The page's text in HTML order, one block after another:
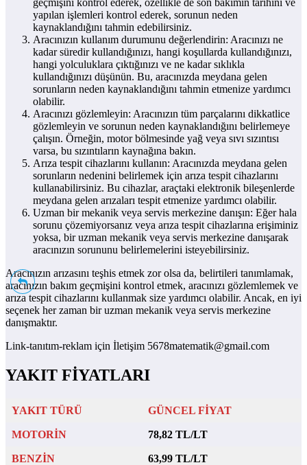
yapılan işlemleri kontrol ederek, sorunun neden
kaynaklandığını tahmin edebilirsiniz.
Aracınızın kullanım durumunu değerlendirin: Aracınızı ne
kadar süredir kullandığınızı, hangi koşullarda kullandığınızı,
hangi yolculuklara çıktığınızı ve ne kadar sıklıkla
kullandığınızı düşünün. Bu, aracınızda meydana gelen
sorunların neden kaynaklandığını tahmin etmenize yardımcı
olabilir.
Aracınızı gözlemleyin: Aracınızın tüm parçalarını dikkatlice
gözlemleyin ve sorunun neden kaynaklandığını belirlemeye
çalışın. Örneğin, motor bölmesinde yağ veya sıvı sızıntısı
varsa, bu sızıntıların kaynağına bakın.
Arıza tespit cihazlarını kullanın: Aracınızda meydana gelen
sorunların nedenini belirlemek için arıza tespit cihazlarını
kullanabilirsiniz. Bu cihazlar, araçtaki elektronik bileşenlerde
meydana gelen arızaları tespit etmenize yardımcı olabilir.
Uzman bir mekanik veya servis merkezine danışın: Eğer hala
sorunu çözemiyorsanız veya arıza tespit cihazlarına erişiminiz
yoksa, bir uzman mekanik veya servis merkezine danışarak
aracınızın sorununu belirlemelerini isteyebilirsiniz.
Aracınızın arızasını teşhis etmek zor olsa da, belirtileri tanımlamak,
aracınızın bakım geçmişini kontrol etmek, aracınızı gözlemlemek ve
arıza tespit cihazlarını kullanmak size yardımcı olabilir. Ancak, en iyi
seçenek her zaman bir uzman mekanik veya servis merkezine
danışmaktır.
Link-tanıtım-reklam için İletişim 5678matematik@gmail.com
YAKIT FİYATLARI
YAKIT TÜRÜ GÜNCEL FİYAT
MOTORİN 78,82 TL/LT
BENZİN 63,99 TL/LT